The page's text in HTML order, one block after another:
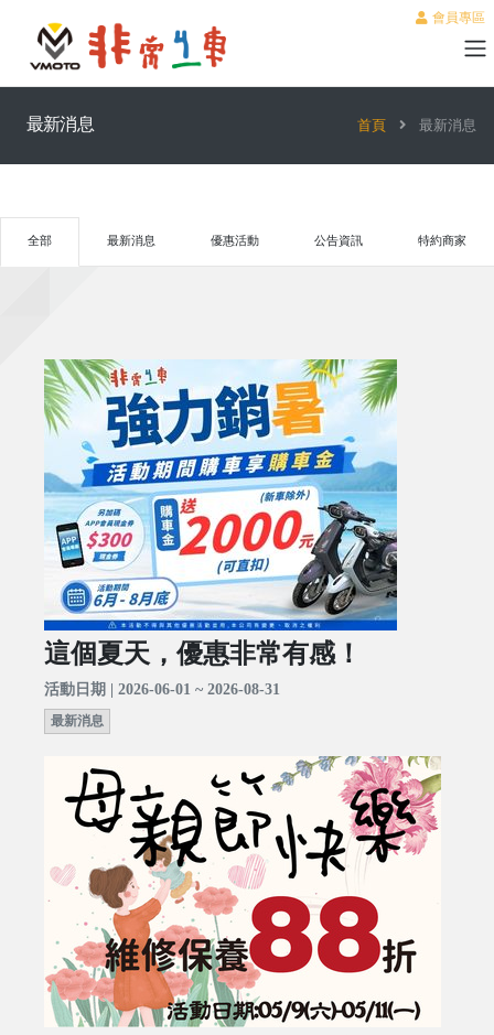
會員專區
最新消息 首頁 最新消息
全部 最新消息 優惠活動 公告資訊 特約商家
這個夏天，優惠非常有感！
活動日期 | 2026-06-01 ~ 2026-08-31
最新消息